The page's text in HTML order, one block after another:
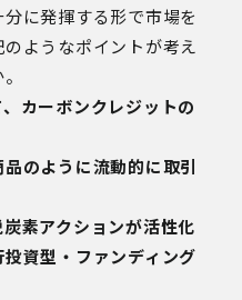
に発揮する形で市場を
ようなポイントが考え
カーボンクレジットの
のように流動的に取引
素アクションが活性化
資型・ファンディング